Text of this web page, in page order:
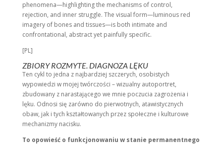
phenomena—highlighting the mechanisms of control,
rejection, and inner struggle. The visual form—luminous red
imagery of bones and tissues—is both intimate and
confrontational, abstract yet painfully specific.
[PL]
ZBIORY ROZMYTE. DIAGNOZA LĘKU
Ten cykl to jedna z najbardziej szczerych, osobistych
wypowiedzi w mojej twórczości – wizualny autoportret,
zbudowany z narastającego we mnie poczucia zagrożenia i
lęku. Odnosi się zarówno do pierwotnych, atawistycznych
obaw, jak i tych kształtowanych przez społeczne i kulturowe
mechanizmy nacisku.
To opowieść o funkcjonowaniu w stanie permanentnego